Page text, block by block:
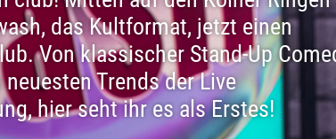
das Kultformat, jetzt einen
Von klassischer Stand-Up
neuesten Trends der Live
hier seht ihr es als Erstes!